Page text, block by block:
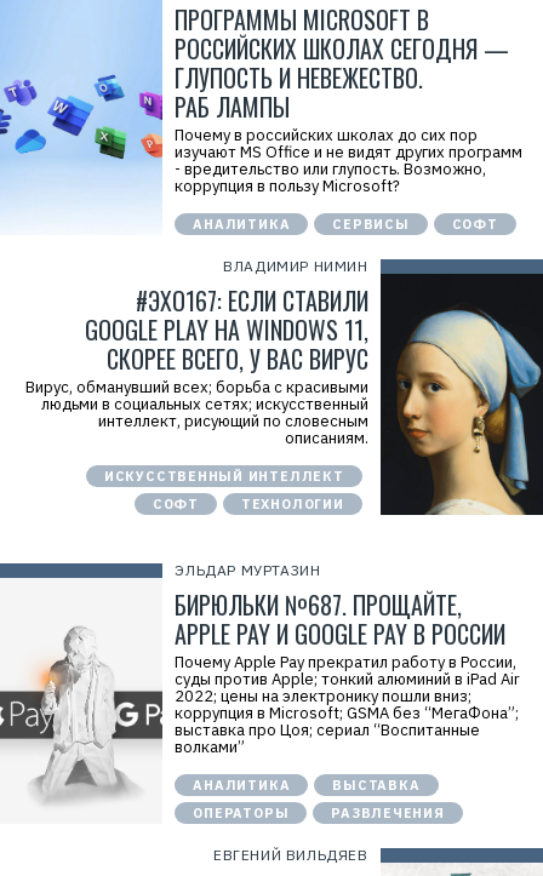
ПРОГРАММЫ MICROSOFT В
РОССИЙСКИХ ШКОЛАХ СЕГОДНЯ —
ГЛУПОСТЬ И НЕВЕЖЕСТВО.
РАБ ЛАМПЫ
Почему в российских школах до сих пор
изучают MS Office и не видят других программ
- вредительство или глупость. Возможно,
коррупция в пользу Microsoft?
АНАЛИТИКА СЕРВИСЫ СОФТ
ВЛАДИМИР НИМИН
#ЭХО167: ЕСЛИ СТАВИЛИ
GOOGLE PLAY НА WINDOWS 11,
СКОРЕЕ ВСЕГО, У ВАС ВИРУС
Вирус, обманувший всех; борьба с красивыми
людьми в социальных сетях; искусственный
интеллект, рисующий по словесным
описаниям.
ИСКУССТВЕННЫЙ ИНТЕЛЛЕКТ
СОФТ
ТЕХНОЛОГИИ
ЭЛЬДАР МУРТАЗИН
БИРЮЛЬКИ №687. ПРОЩАЙТЕ,
APPLE PAY И GOOGLE PAY В РОССИИ
Почему Apple Pay прекратил работу в России,
суды против Apple; тонкий алюминий в iPad Air
2022; цены на электронику пошли вниз;
коррупция в Microsoft; GSMA без “МегаФона”;
выставка про Цоя; сериал “Воспитанные
волками”
АНАЛИТИКА
ВЫСТАВКА
ОПЕРАТОРЫ
РАЗВЛЕЧЕНИЯ
ЕВГЕНИЙ ВИЛЬДЯЕВ